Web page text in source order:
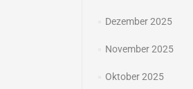
Dezember 2025
November 2025
Oktober 2025